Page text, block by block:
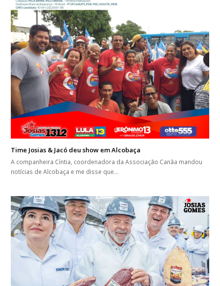
Time Josias & Jacó deu show em Alcobaça
A companheira Cíntia, coordenadora da Associação Canãa mandou
notícias de Alcobaça e me disse que…